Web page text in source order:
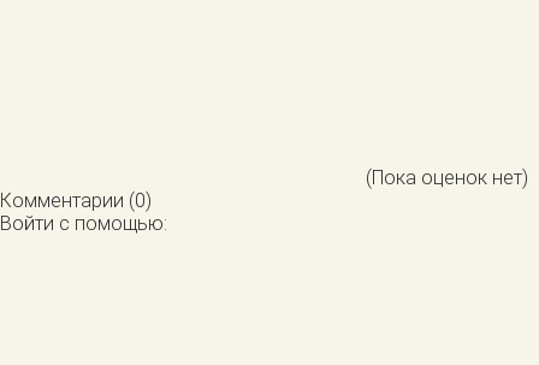
(Пока оценок нет)
Комментарии (0)
Войти с помощью: